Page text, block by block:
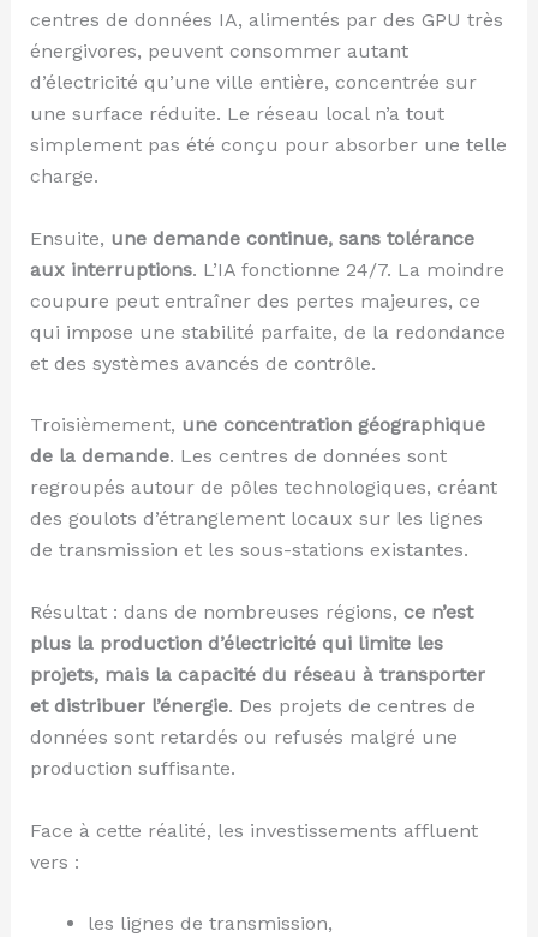
centres de données IA, alimentés par des GPU très
énergivores, peuvent consommer autant
d’électricité qu’une ville entière, concentrée sur
une surface réduite. Le réseau local n’a tout
simplement pas été conçu pour absorber une telle
charge.
Ensuite, une demande continue, sans tolérance
aux interruptions. L’IA fonctionne 24/7. La moindre
coupure peut entraîner des pertes majeures, ce
qui impose une stabilité parfaite, de la redondance
et des systèmes avancés de contrôle.
Troisièmement, une concentration géographique
de la demande. Les centres de données sont
regroupés autour de pôles technologiques, créant
des goulots d’étranglement locaux sur les lignes
de transmission et les sous-stations existantes.
Résultat : dans de nombreuses régions, ce n’est
plus la production d’électricité qui limite les
projets, mais la capacité du réseau à transporter
et distribuer l’énergie. Des projets de centres de
données sont retardés ou refusés malgré une
production suffisante.
Face à cette réalité, les investissements affluent
vers :
les lignes de transmission,